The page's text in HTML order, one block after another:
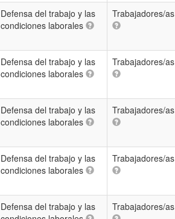
Defensa del trabajo y las
condiciones laborales
Trabajadores/as
Defensa del trabajo y las
condiciones laborales
Trabajadores/as
Defensa del trabajo y las
condiciones laborales
Trabajadores/as
Defensa del trabajo y las
condiciones laborales
Trabajadores/as
Defensa del trabajo y las
Trabajadores/as